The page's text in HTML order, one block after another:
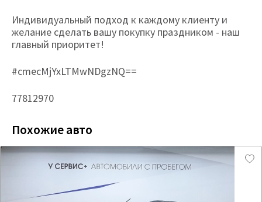
Индивидуальный подход к каждому клиенту и
желание сделать вашу покупку праздником - наш
главный приоритет!
#cmecMjYxLTMwNDgzNQ==
77812970
Похожие авто